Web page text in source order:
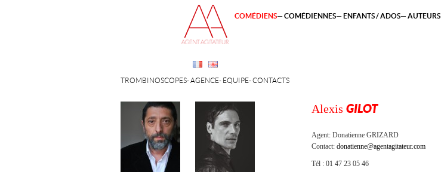
TROMBINOSCOPES AGENCE ÉQUIPE CONTACTS
COMÉDIENS COMÉDIENNES ENFANTS / ADOS AUTEURS
Alexis GILOT
Agent: Donatienne GRIZARD
Contact: donatienne@agentagitateur.com
Tél : 01 47 23 05 46